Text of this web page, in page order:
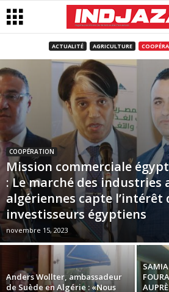
ACTUALITÉ AGRICULTURE
COOPÉRATION
Mission commerciale
: Le marché des industries
algériennes capte l’intérêt
investisseurs égyptiens
novembre 15, 2023
Anders Wollter, ambassadeur
de Suède en Algérie : «Nous